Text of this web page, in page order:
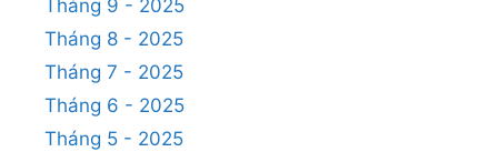
Tháng 9 - 2025
Tháng 8 - 2025
Tháng 7 - 2025
Tháng 6 - 2025
Tháng 5 - 2025